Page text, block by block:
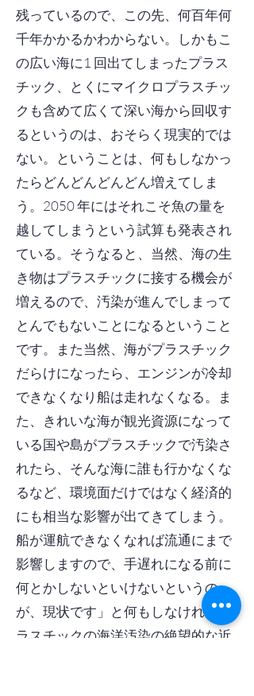
残っているので、この先、何百年何
千年かかるかわからない。しかもこ
の広い海に1 回出てしまったプラス
チック、とくにマイクロプラスチッ
クも含めて広くて深い海から回収す
るというのは、おそらく現実的では
ない。ということは、何もしなかっ
たらどんどんどんどん増えてしま
う。2050 年にはそれこそ魚の量を
越してしまうという試算も発表され
ている。そうなると、当然、海の生
き物はプラスチックに接する機会が
増えるので、汚染が進んでしまって
とんでもないことになるということ
です。また当然、海がプラスチック
だらけになったら、エンジンが冷却
できなくなり船は走れなくなる。ま
た、きれいな海が観光資源になって
いる国や島がプラスチックで汚染さ
れたら、そんな海に誰も行かなくな
るなど、環境面だけではなく経済的
にも相当な影響が出てきてしまう。
船が運航できなくなれば流通にまで
影響しますので、手遅れになる前に
何とかしないといけないというの
が、現状です」と何もしなければプ
ラスチックの海洋汚染の絶望的な近